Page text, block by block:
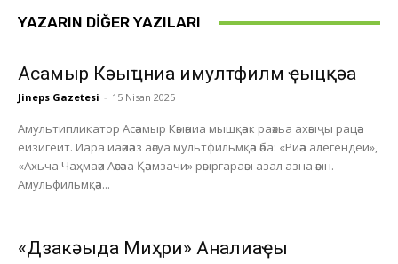
YAZARIN DIĞER YAZILARI
Асҭамыр Кәыҵниа имултфилм ҿыцқәа
Jineps Gazetesi - 15 Nisan 2025
Амультипликатор Асәамыр Кәыәниа мышқәак раәхьа ахәыҷы рацәа
еизигеит. Иара иаәиәаз аәсуа мультфильмқәа әба: «Риәа алегендеи»,
«Ахьча Чаҳмаәи Аәсәаа Қәамзачи» рәыргараәы азал азна әәын.
Амульфильмқәа...
«Дзакәыда Миҳри» Анҭалиаҿы